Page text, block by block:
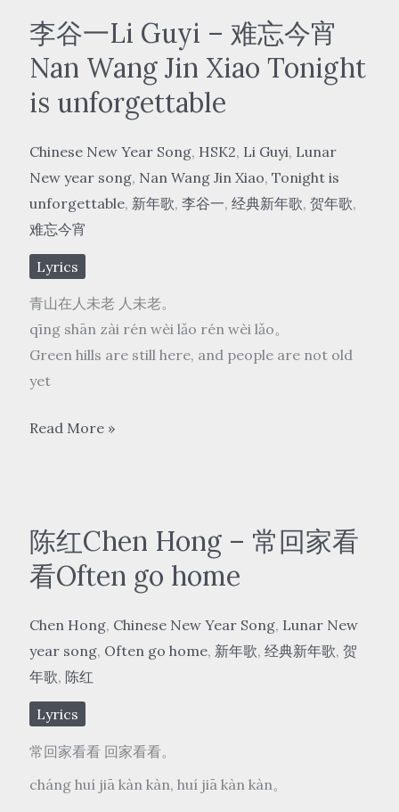
Zuying-
好
日
子
rì
zi
Happy
Life
李谷一Li Guyi – 难忘今宵
Nan Wang Jin Xiao Tonight
is unforgettable
Chinese New Year Song, HSK2, Li Guyi, Lunar
New year song, Nan Wang Jin Xiao, Tonight is
unforgettable, 新年歌, 李谷一, 经典新年歌, 贺年歌,
难忘今宵
Lyrics
青山在人未老 人未老。
qīng shān zài rén wèi lǎo rén wèi lǎo。
Green hills are still here, and people are not old
yet
李
Guyi
–
难
今
宵
Nan
Wang
Xiao
Tonight
Read More »
陈红Chen Hong – 常回家看
看Often go home
Chen Hong, Chinese New Year Song, Lunar New
year song, Often go home, 新年歌, 经典新年歌, 贺
年歌, 陈红
Lyrics
常回家看看 回家看看。
cháng huí jiā kàn kàn, huí jiā kàn kàn。